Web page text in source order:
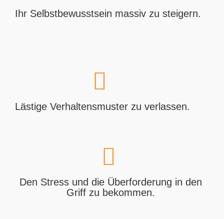
Ihr Selbstbewusstsein massiv zu steigern.
Lästige Verhaltensmuster zu verlassen.
Den Stress und die Überforderung in den
Griff zu bekommen.